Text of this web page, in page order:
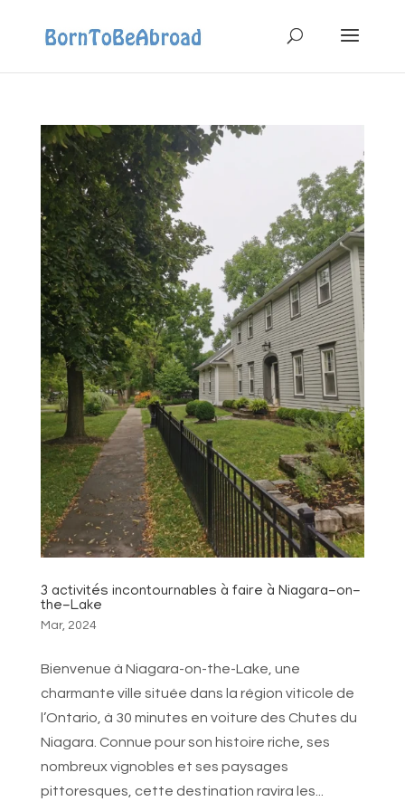
3 activités incontournables à faire à Niagara-on-
the-Lake
Mar, 2024
Bienvenue à Niagara-on-the-Lake, une
charmante ville située dans la région viticole de
l’Ontario, à 30 minutes en voiture des Chutes du
Niagara. Connue pour son histoire riche, ses
nombreux vignobles et ses paysages
pittoresques, cette destination ravira les...